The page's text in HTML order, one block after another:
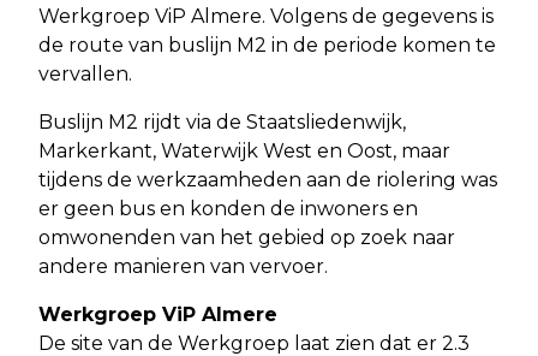
Werkgroep ViP Almere. Volgens de gegevens is
de route van buslijn M2 in de periode komen te
vervallen.
Buslijn M2 rijdt via de Staatsliedenwijk,
Markerkant, Waterwijk West en Oost, maar
tijdens de werkzaamheden aan de riolering was
er geen bus en konden de inwoners en
omwonenden van het gebied op zoek naar
andere manieren van vervoer.
Werkgroep ViP Almere
De site van de Werkgroep laat zien dat er 2.3